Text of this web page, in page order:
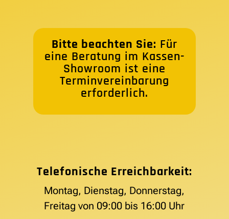
Bitte beachten Sie: Für
eine Beratung im Kassen-
Showroom ist eine
Terminvereinbarung
erforderlich.
Telefonische Erreichbarkeit:
Montag, Dienstag, Donnerstag,
Freitag von 09:00 bis 16:00 Uhr